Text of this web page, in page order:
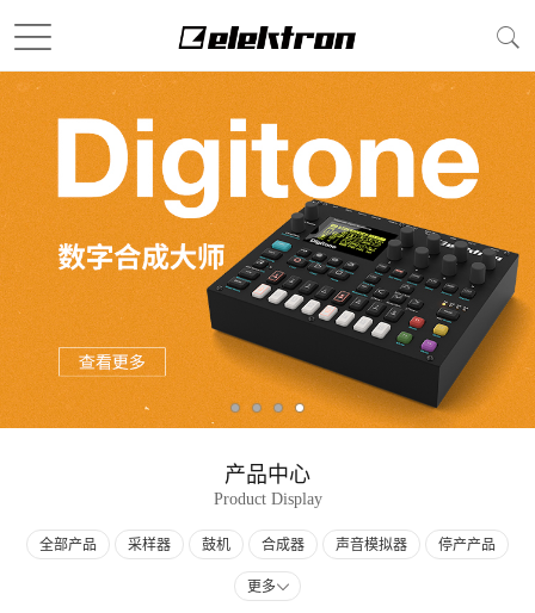
产品中心
Product Display
全部产品 采样器 鼓机 合成器 声音模拟器 停产产品
配件
更多